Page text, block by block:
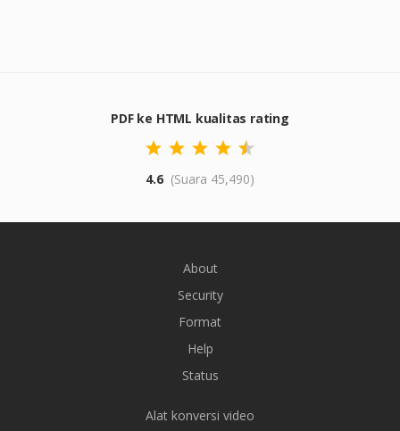
PDF ke HTML kualitas rating
4.6 (Suara 45,490)
About
Security
Format
Help
Status
Alat konversi video